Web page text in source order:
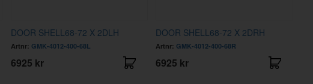
DOOR SHELL68-72 X 2DLH
Artnr: GMK-4012-400-68L
6925 kr
DOOR SHELL68-72 X 2DRH
Artnr: GMK-4012-400-68R
6925 kr